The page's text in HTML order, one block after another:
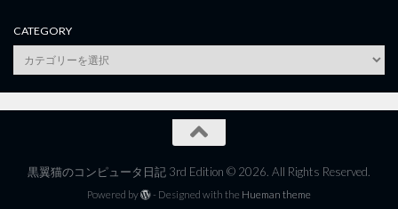
CATEGORY
category
黒翼猫のコンピュータ日記 3rd Edition © 2026. All Rights Reserved.
Powered by - Designed with the Hueman theme